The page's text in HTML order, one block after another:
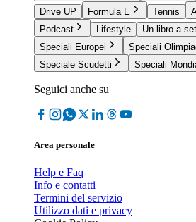
Drive UP
Formula E Tennis
Podcast
Lifestyle
Un libro a
Speciali Europei
Speciali
Speciale Scudetti
Speciali
Seguici anche su
Area personale
Help e Faq
Info e contatti
Termini del servizio
Utilizzo dati e privacy